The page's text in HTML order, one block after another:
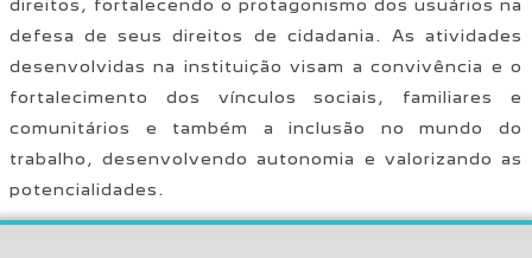
direitos, fortalecendo o protagonismo dos usuários na
defesa de seus direitos de cidadania. As atividades
desenvolvidas na instituição visam a convivência e o
fortalecimento dos vínculos sociais, familiares e
comunitários e também a inclusão no mundo do
trabalho, desenvolvendo autonomia e valorizando as
potencialidades.